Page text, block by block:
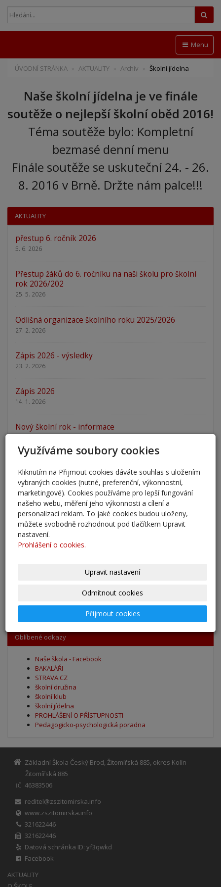
Menu
ÚVODNÍ STRÁNKA AKTUALITY Archív Školní jídelna
Naše školní jídelna je ve finále
soutěže o nejlepší školní oběd 2016!
Téma soutěže bylo: Kompletní
bezmasé denní menu
Finále soutěže se uskuteční 24. - 26.
8. 2016 v Brně. Držte nám palce!!!
AKTUALITY
přestup 6. ročník 2026
5. 6. 2026
Přestup žáků do 6. ročníku na naši školu pro školní
rok 2026/202
25. 5. 2026
Odlišná organizace školního roku 2025/2026
27. 2. 2026
Zápis 2026 - výsledky
23. 2. 2026
Zápis 2026
14. 1. 2026
Nový školní rok - informace
29. 8. 2025
Adaptační kurzy
Zahájení školního roku 2025/2026
27. 8. 2025
Výsledky - přestup do 6. očníku
archív
Oblíbené odkazy
Naše škola - Facebook
BAKALÁŘI
STRAVA.CZ
školní družina
školní klub
školní jídelna
PROHLÁŠENÍ O PŘÍSTUPNOSTI
Pedagogicko-psychologická poradna
Základní Škola Český Brod, Žitomířská 885, okres Kolín
Žitomířská 885
IČ
46383506
reditel@zszitomirska.info
www.zszitomirska.info
321622446
321622446
Datová schránka ID: yf3qwkd
Facebook
AKTUALITY
Využíváme soubory cookies
Kliknutím na Přijmout cookies dáváte souhlas s uložením
vybraných cookies (nutné, preferenční, výkonnostní,
marketingové). Cookies používáme pro lepší fungování
našeho webu, měření jeho výkonnosti a cílení a
personalizaci reklam. To jaké cookies budou uloženy,
můžete svobodně rozhodnout pod tlačítkem Upravit
nastavení.
Prohlášení o cookies.
Upravit nastavení
Odmítnout cookies
Přijmout cookies